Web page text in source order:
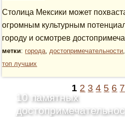
Столица Мексики может
огромным культурным
городу и осмотрев
метки: города,достопримечательности
топ лучших
1 2 3 4 5 6 7
10 памятных